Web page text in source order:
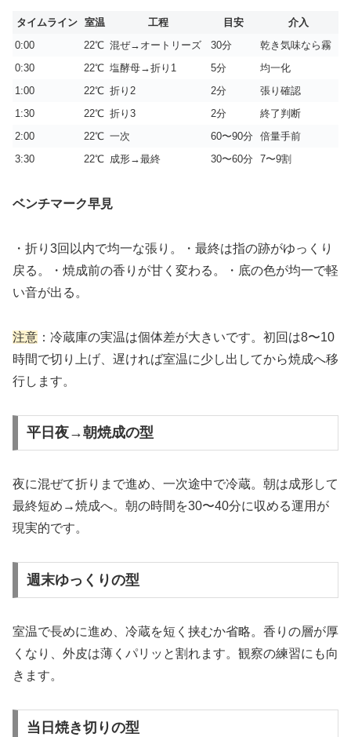
タイムライン 室温 工程 目安
介入
0:00
22℃ 混ぜ→オートリーズ 30分
乾き気味なら霧
0:30
22℃ 塩酵母→折り1 5分
均一化
1:00
22℃ 折り2 2分
張り確認
1:30
22℃ 折り3 2分
終了判断
2:00
22℃ 一次 60〜90分
倍量手前
3:30
22℃ 成形→最終 30〜60分 7〜9割
ベンチマーク早見
・折り3回以内で均一な張り。・最終は指の跡がゆっくり
戻る。・焼成前の香りが甘く変わる。・底の色が均一で軽
い音が出る。
注意 ：冷蔵庫の実温は個体差が大きいです。初回は8〜10
時間で切り上げ、遅ければ室温に少し出してから焼成へ移
行します。
平日夜→朝焼成の型
夜に混ぜて折りまで進め、一次途中で冷蔵。朝は成形して
最終短め→焼成へ。朝の時間を30〜40分に収める運用が
現実的です。
週末ゆっくりの型
室温で長めに進め、冷蔵を短く挟むか省略。香りの層が厚
くなり、外皮は薄くパリッと割れます。観察の練習にも向
きます。
当日焼き切りの型